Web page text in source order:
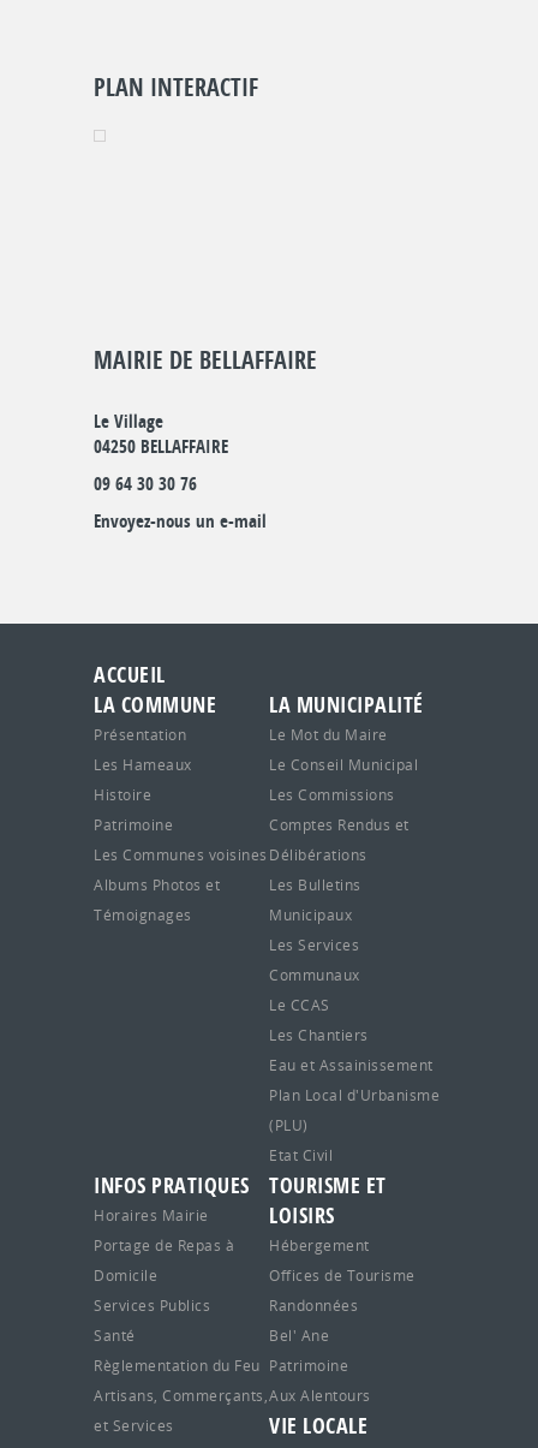
PLAN INTERACTIF
MAIRIE DE BELLAFFAIRE
Le Village
04250 BELLAFFAIRE
09 64 30 30 76
Envoyez-nous un e-mail
ACCUEIL
LA COMMUNE
Présentation
Les Hameaux
Histoire
Patrimoine
Les Communes voisines
Albums Photos et
Témoignages
LA MUNICIPALITÉ
Le Mot du Maire
Le Conseil Municipal
Les Commissions
Comptes Rendus et
Délibérations
Les Bulletins
Municipaux
Les Services
Communaux
Le CCAS
Les Chantiers
Eau et Assainissement
Plan Local d'Urbanisme
(PLU)
Etat Civil
INFOS PRATIQUES
Horaires Mairie
Portage de Repas à
Domicile
Services Publics
Santé
Règlementation du Feu
Artisans, Commerçants,
et Services
TOURISME ET
LOISIRS
Hébergement
Offices de Tourisme
Randonnées
Bel' Ane
Patrimoine
Aux Alentours
VIE LOCALE